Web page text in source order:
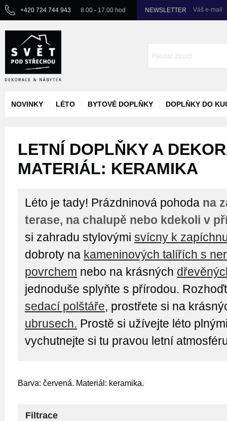
+420 724 744 943 8.00 - 17.00 hod NEWSLETTER Váš e-mail
NOVINKY LÉTO BYTOVÉ DOPLŇKY DOPLŇKY DO
LETNÍ DOPLŇKY A
MATERIÁL: KERAMIKA
Léto je tady! Prázdninová pohoda na
terase, na chalupě nebo kdekoli v
si zahradu stylovými svícny k
dobroty na kameninových talířích s
povrchem nebo na krásných
jednoduše splyňte s přírodou.
sedací polštáře, prostřete si na
ubrusech. Prostě si užívejte léto
vychutnejte si tu pravou letní
Barva: červená. Materiál: keramika.
Filtrace